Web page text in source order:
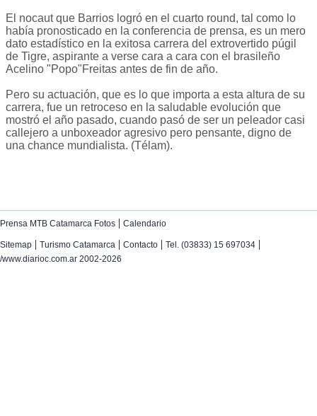
El nocaut que Barrios logró en el cuarto round, tal como lo
había pronosticado en la conferencia de prensa, es un mero
dato estadístico en la exitosa carrera del extrovertido púgil
de Tigre, aspirante a verse cara a cara con el brasileño
Acelino "Popo"Freitas antes de fin de año.
Pero su actuación, que es lo que importa a esta altura de su
carrera, fue un retroceso en la saludable evolución que
mostró el año pasado, cuando pasó de ser un peleador casi
callejero a unboxeador agresivo pero pensante, digno de
una chance mundialista. (Télam).
Prensa MTB Catamarca Fotos | Calendario
Sitemap | Turismo Catamarca | Contacto | Tel. (03833) 15 697034 |
/www.diarioc.com.ar 2002-2026